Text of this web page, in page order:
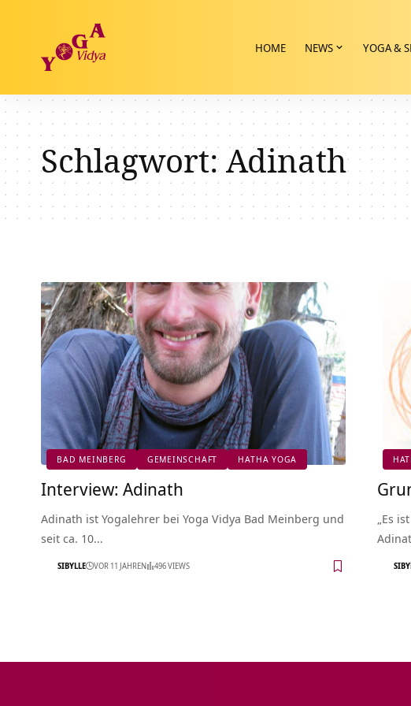
HOME NEWS YOGA &
Schlagwort:Adinath
BAD MEINBERG GEMEINSCHAFT HATHA YOGA
Interview: Adinath
Adinath ist Yogalehrer bei Yoga Vidya Bad Meinberg und
seit ca. 10…
SIBYLLE VOR 11 JAHREN 496 VIEWS
„Es